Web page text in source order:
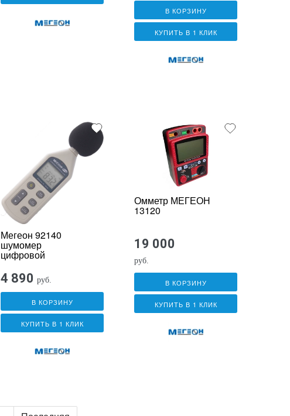
В КОРЗИНУ
КУПИТЬ В 1 КЛИК
Мегеон 92140
шумомер
цифровой
4 890 руб.
В КОРЗИНУ
КУПИТЬ В 1 КЛИК
Омметр МЕГЕОН
13120
19 000
руб.
В КОРЗИНУ
КУПИТЬ В 1 КЛИК